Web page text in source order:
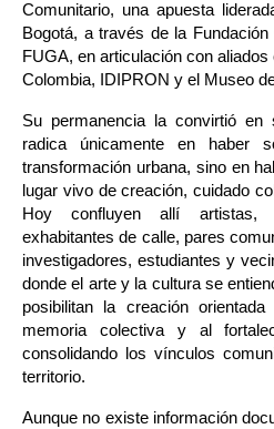
Comunitario, una apuesta
Bogotá, a través de la
FUGA, en articulación con
Colombia, IDIPRON y el Museo
Su permanencia la convirtió
radica únicamente en haber
transformación urbana, sino en
lugar vivo de creación, cuidado
Hoy confluyen allí artistas,
exhabitantes de calle, pares
investigadores, estudiantes y
donde el arte y la cultura se
posibilitan la creación
memoria colectiva y al
consolidando los vínculos
territorio.
Aunque no existe información